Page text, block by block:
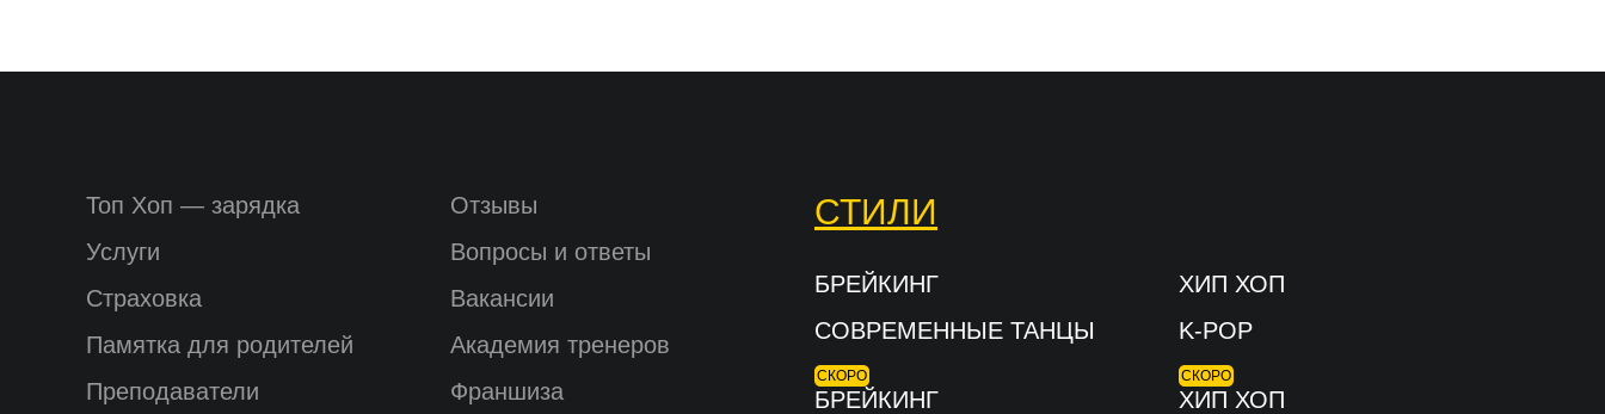
Топ Хоп — зарядка
Услуги
Страховка
Памятка для родителей
Преподаватели
Отзывы
Вопросы и ответы
Вакансии
Академия тренеров
Франшиза
СТИЛИ
БРЕЙКИНГ
ХИП ХОП
СОВРЕМЕННЫЕ ТАНЦЫ
K-POP
СКОРО
БРЕЙКИНГ
СКОРО
ХИП ХОП